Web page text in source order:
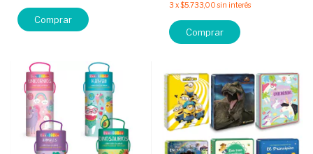
Comprar
3 x$5.733,00 sin interés
Comprar